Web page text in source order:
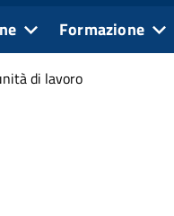
Formazione
di lavoro